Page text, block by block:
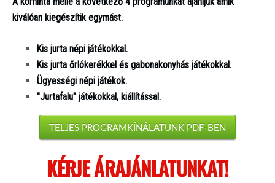
kiválóan kiegészítik egymást.
Kis jurta népi játékokkal.
Kis jurta őrlókerékkel és gabonakonyhás játékokkal.
Ügyességi népi játékok.
"Jurtafalu" játékokkal, kiállítással.
TELJES PROGRAMKÍNÁLATUNK PDF-BEN
KÉRJE ÁRAJÁNLATUNKAT!